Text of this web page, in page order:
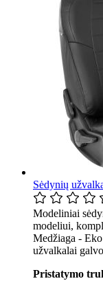
Sėdynių
Modeliniai
modeliui,
Medžiaga -
užvalkalai
Pristatymo